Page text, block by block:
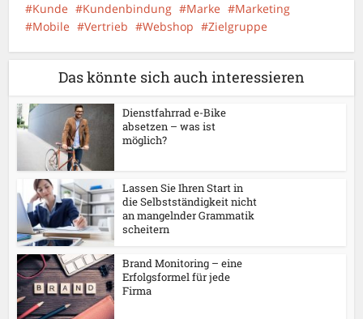
Kunde
Kundenbindung Marke
Marketing
Mobile
Vertrieb Webshop Zielgruppe
Das könnte sich auch interessieren
Dienstfahrrad e-Bike
absetzen – was ist
möglich?
Lassen Sie Ihren Start in
die Selbstständigkeit nicht
an mangelnder Grammatik
scheitern
Brand Monitoring – eine
Erfolgsformel für jede
Firma